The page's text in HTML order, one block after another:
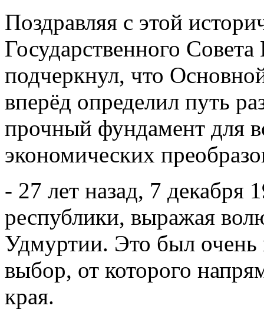
Поздравляя с этой
Государственного
подчеркнул, что
вперёд определил путь
прочный фундамент для
экономических
- 27 лет назад, 7 декабря
республики, выражая
Удмуртии. Это был
выбор, от которого
края.